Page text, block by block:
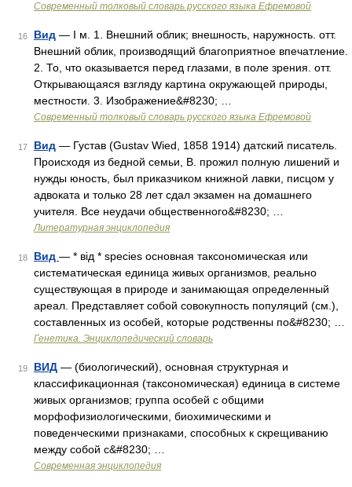
Современный толковый словарь русского языка Ефремовой
16 Вид — I м. 1. Внешний облик; внешность, наружность. отт.
Внешний облик, производящий благоприятное впечатление.
2. То, что оказывается перед глазами, в поле зрения. отт.
Открывающаяся взгляду картина окружающей природы,
местности. 3. Изображение&#8230; …
Современный толковый словарь русского языка Ефремовой
17 Вид — Густав (Gustav Wied, 1858 1914) датский писатель.
Происходя из бедной семьи, В. прожил полную лишений и
нужды юность, был приказчиком книжной лавки, писцом у
адвоката и только 28 лет сдал экзамен на домашнего
учителя. Все неудачи общественного&#8230; …
Литературная энциклопедия
18 Вид — * від * species основная таксономическая или
систематическая единица живых организмов, реально
существующая в природе и занимающая определенный
ареал. Представляет собой совокупность популяций (см.),
составленных из особей, которые родственны по&#8230; …
Генетика. Энциклопедический словарь
19 ВИД — (биологический), основная структурная и
классификационная (таксономическая) единица в системе
живых организмов; группа особей с общими
морфофизиологическими, биохимическими и
поведенческими признаками, способных к скрещиванию
между собой с&#8230; …
Современная энциклопедия